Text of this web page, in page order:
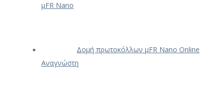
μFR Nano
Δομή πρωτοκόλλων μFR Nano Online
Αναγνώστη